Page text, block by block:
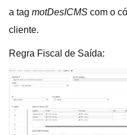
a tag motDesICMS com o
cliente.
Regra Fiscal de Saída: